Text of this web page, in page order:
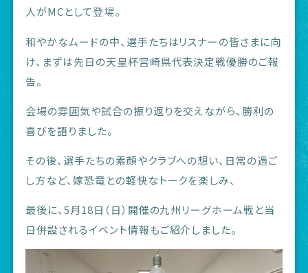
人がMCとして登場。
和やかなムードの中、選手たちはリスナーの皆さまに向
け、まずは先日の天皇杯宮崎県代表決定戦優勝のご報
告。
会場の雰囲気や試合の振り返りを交えながら、勝利の
喜びを語りました。
その後、選手たちの素顔やクラブへの想い、日常の過ご
し方など、嫁恐竜との軽快なトークを楽しみ、
最後に、5月18日（日）開催の九州リーグホーム戦と当
日併設されるイベント情報もご紹介しました。